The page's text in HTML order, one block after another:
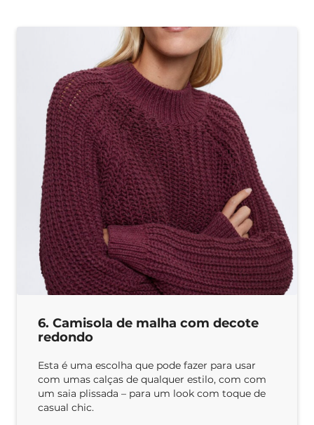
6. Camisola de malha com decote
redondo
Esta é uma escolha que pode fazer para usar
com umas calças de qualquer estilo, com com
um saia plissada – para um look com toque de
casual chic.